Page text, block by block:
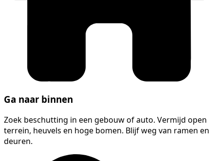
Ga naar binnen
Zoek beschutting in een gebouw of auto. Vermijd open
terrein, heuvels en hoge bomen. Blijf weg van ramen en
deuren.